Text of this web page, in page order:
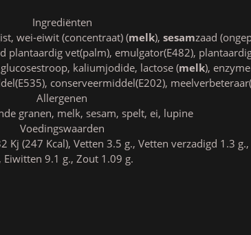
Ingrediënten
wei-eiwit (concentraat) (melk), sesamzaad
plantaardig vet(palm), emulgator(E482),
kaliumjodide, lactose (melk),
conserveermiddel(E202),
Allergenen
granen, melk, sesam, spelt, ei, lupine
Voedingswaarden
Kj (247 Kcal), Vetten 3.5 g., Vetten verzadigd 1.3
Eiwitten 9.1 g., Zout 1.09 g.